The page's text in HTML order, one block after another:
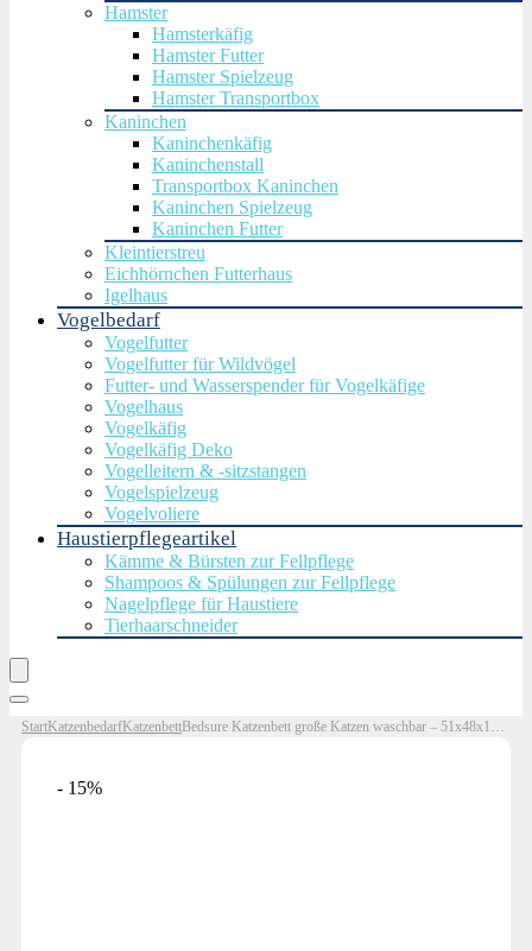
Hamster
Hamsterkäfig
Hamster Futter
Hamster Spielzeug
Hamster Transportbox
Kaninchen
Kaninchenkäfig
Kaninchenstall
Transportbox Kaninchen
Kaninchen Spielzeug
Kaninchen Futter
Kleintierstreu
Eichhörnchen Futterhaus
Igelhaus
Vogelbedarf
Vogelfutter
Vogelfutter für Wildvögel
Futter- und Wasserspender für Vogelkäfige
Vogelhaus
Vogelkäfig
Vogelkäfig Deko
Vogelleitern & -sitzstangen
Vogelspielzeug
Vogelvoliere
Haustierpflegeartikel
Kämme & Bürsten zur Fellpflege
Shampoos & Spülungen zur Fellpflege
Nagelpflege für Haustiere
Tierhaarschneider
StartKatzenbedarfKatzenbettBedsure Katzenbett große Katzen waschbar – 51x48x15cm Katzen Bettchen Indoor für Katzen, quadratisches kuschelbett mit weich Rand und zweiseitig Innenkissen, grau
- 15%